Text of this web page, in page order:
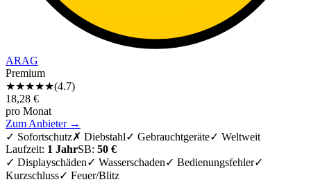
ARAG
Premium
★★★★★(4.7)
18,28 €
pro Monat
Zum Anbieter →
✓ Sofortschutz✗ Diebstahl✓ Gebrauchtgeräte✓ Weltweit
Laufzeit: 1 JahrSB: 50 €
✓ Displayschäden✓ Wasserschaden✓ Bedienungsfehler✓
Kurzschluss✓ Feuer/Blitz